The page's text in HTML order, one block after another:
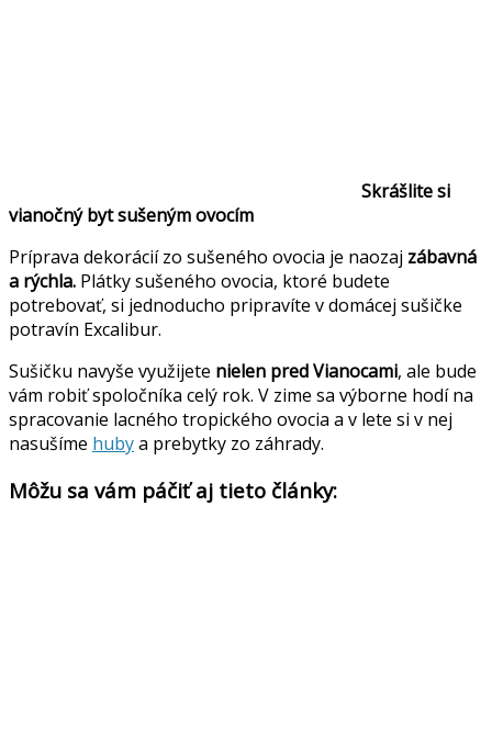
Skrášlite si
vianočný byt sušeným ovocím
Príprava dekorácií zo sušeného ovocia je naozaj zábavná
a rýchla. Plátky sušeného ovocia, ktoré budete
potrebovať, si jednoducho pripravíte v domácej sušičke
potravín Excalibur.
Sušičku navyše využijete nielen pred Vianocami, ale bude
vám robiť spoločníka celý rok. V zime sa výborne hodí na
spracovanie lacného tropického ovocia a v lete si v nej
nasušíme hubya prebytky zo záhrady.
Môžu sa vám páčiť aj tieto články: